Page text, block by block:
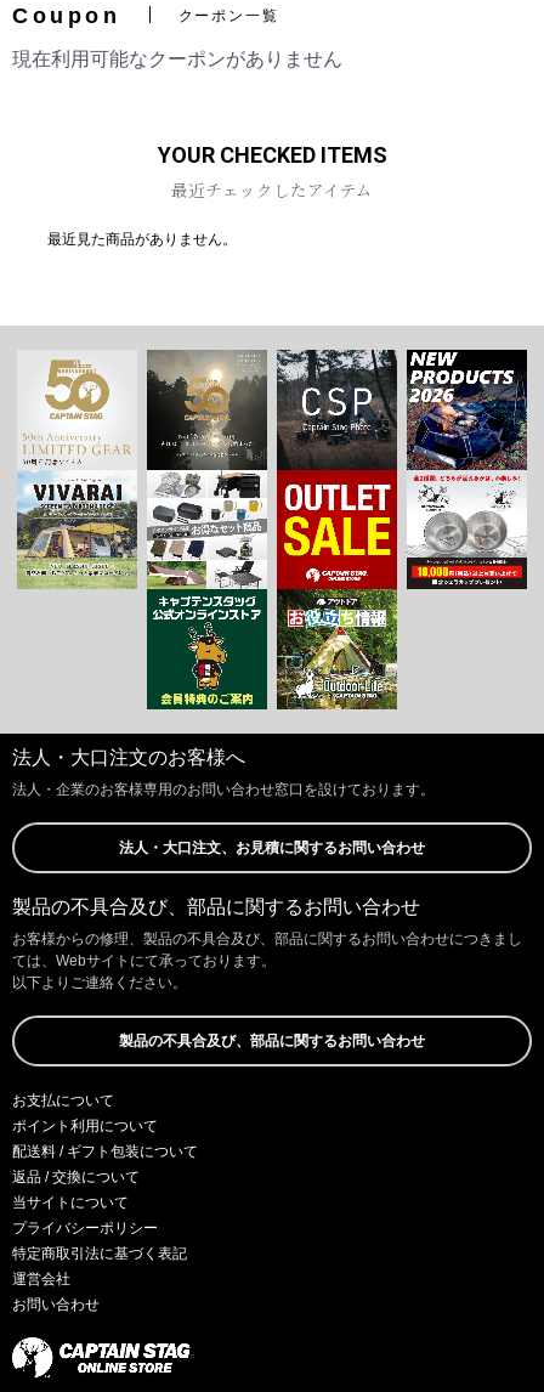
Coupon クーポン一覧
現在利用可能なクーポンがありません
YOUR CHECKED ITEMS
最近チェックしたアイテム
最近見た商品がありません。
法人・大口注文のお客様へ
法人・企業のお客様専用のお問い合わせ窓口を設けております。
法人・大口注文、お見積に関するお問い合わせ
製品の不具合及び、部品に関するお問い合わせ
お客様からの修理、製品の不具合及び、部品に関するお問い合わせにつきまし
ては、Webサイトにて承っております。
以下よりご連絡ください。
製品の不具合及び、部品に関するお問い合わせ
お支払について
ポイント利用について
配送料 / ギフト包装について
返品 / 交換について
当サイトについて
プライバシーポリシー
特定商取引法に基づく表記
運営会社
お問い合わせ